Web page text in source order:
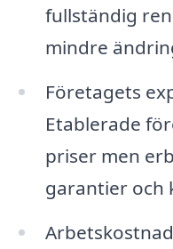
fullständig
mindre
Företagets
Etablerade
priser men
garantier och